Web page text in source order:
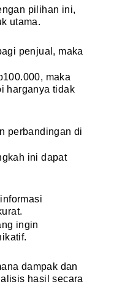
pilihan ini,
utama.
penjual, maka
maka
harganya tidak
perbandingan di
ini dapat
ingin
dampak dan
hasil secara